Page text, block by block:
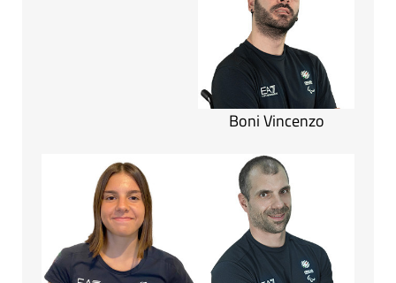
Boni Vincenzo